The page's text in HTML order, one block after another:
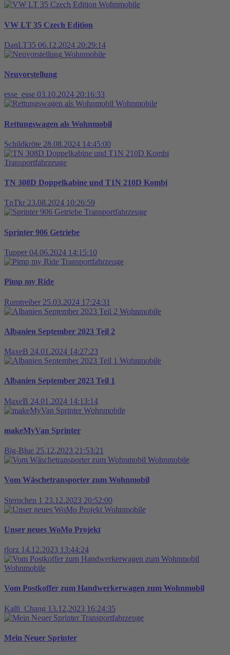
Wohnmobile
VW LT 35 Czech Edition
DanLT35 06.12.2024 20:29:14
Wohnmobile
Neuvorstellung
esse_esse 03.10.2024 20:16:33
Wohnmobile
Rettungswagen als Wohnmobil
Schildkröte 28.08.2024 14:45:00
Transportfahrzeuge
TN 308D Doppelkabine und T1N 210D Kombi
TnTkr 23.08.2024 10:26:59
Transportfahrzeuge
Sprinter 906 Getriebe
Tupper 04.06.2024 14:15:10
Transportfahrzeuge
Pimp my Ride
Rumtreiber 25.03.2024 17:24:31
Wohnmobile
Albanien September 2023 Teil 2
MaxeB 24.01.2024 14:27:23
Wohnmobile
Albanien September 2023 Teil 1
MaxeB 24.01.2024 14:13:14
Wohnmobile
makeMyVan Sprinter
Big-Blue 25.12.2023 21:53:21
Wohnmobile
Vom Wäschetransporter zum Wohnmobil
Sternchen 1 23.12.2023 20:52:00
Wohnmobile
Unser neues WoMo Projekt
rlorz 14.12.2023 13:44:24
Wohnmobile
Vom Postkoffer zum Handwerkerwagen zum Wohnmobil
Kalli_Chang 13.12.2023 16:24:35
Transportfahrzeuge
Mein Neuer Sprinter